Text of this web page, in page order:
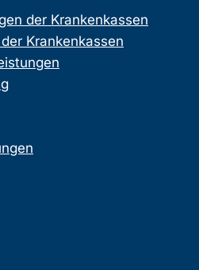
der Krankenkassen
Krankenkassen